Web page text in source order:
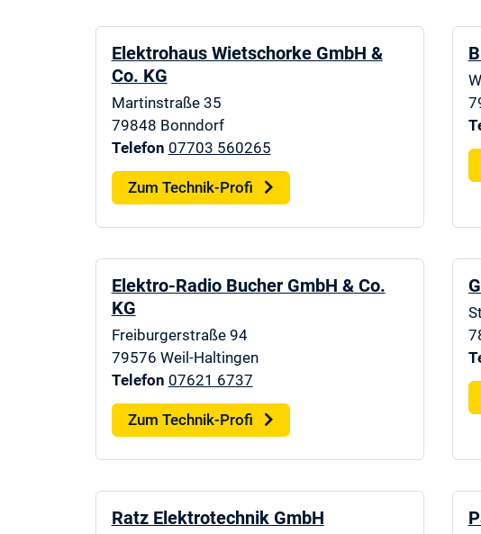
Elektrohaus Wietschorke GmbH &
Co. KG
Martinstraße 35
79848 Bonndorf
Telefon 07703 560265
Zum Technik-Profi
Elektro-Radio Bucher GmbH & Co.
KG
Freiburgerstraße 94
79576 Weil-Haltingen
Telefon 07621 6737
Zum Technik-Profi
Ratz Elektrotechnik GmbH